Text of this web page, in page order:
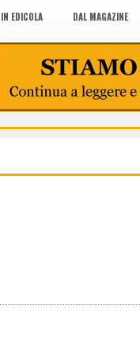
IN EDICOLA DAL MAGAZINE